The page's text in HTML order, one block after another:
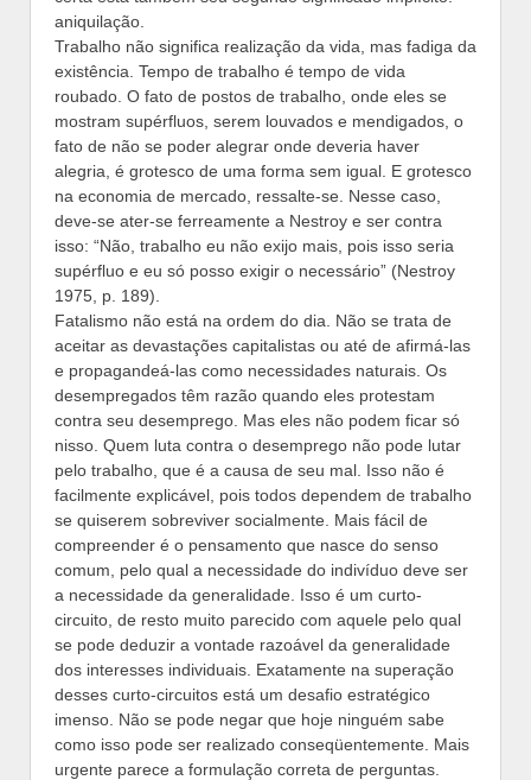
aniquilação.
Trabalho não significa realização da vida, mas fadiga da
existência. Tempo de trabalho é tempo de vida
roubado. O fato de postos de trabalho, onde eles se
mostram supérfluos, serem louvados e mendigados, o
fato de não se poder alegrar onde deveria haver
alegria, é grotesco de uma forma sem igual. E grotesco
na economia de mercado, ressalte-se. Nesse caso,
deve-se ater-se ferreamente a Nestroy e ser contra
isso: “Não, trabalho eu não exijo mais, pois isso seria
supérfluo e eu só posso exigir o necessário” (Nestroy
1975, p. 189).
Fatalismo não está na ordem do dia. Não se trata de
aceitar as devastações capitalistas ou até de afirmá-las
e propagandeá-las como necessidades naturais. Os
desempregados têm razão quando eles protestam
contra seu desemprego. Mas eles não podem ficar só
nisso. Quem luta contra o desemprego não pode lutar
pelo trabalho, que é a causa de seu mal. Isso não é
facilmente explicável, pois todos dependem de trabalho
se quiserem sobreviver socialmente. Mais fácil de
compreender é o pensamento que nasce do senso
comum, pelo qual a necessidade do indivíduo deve ser
a necessidade da generalidade. Isso é um curto-
circuito, de resto muito parecido com aquele pelo qual
se pode deduzir a vontade razoável da generalidade
dos interesses individuais. Exatamente na superação
desses curto-circuitos está um desafio estratégico
imenso. Não se pode negar que hoje ninguém sabe
como isso pode ser realizado conseqüentemente. Mais
urgente parece a formulação correta de perguntas.